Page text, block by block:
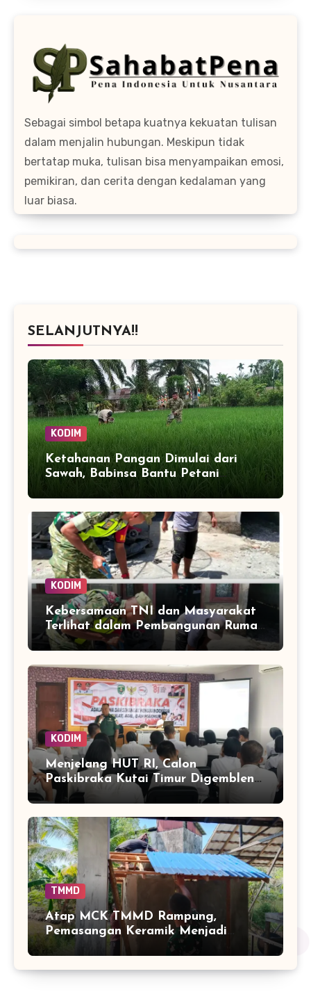
Sebagai simbol betapa kuatnya kekuatan tulisan
dalam menjalin hubungan. Meskipun tidak
bertatap muka, tulisan bisa menyampaikan emosi,
pemikiran, dan cerita dengan kedalaman yang
luar biasa.
SELANJUTNYA!!
KODIM
Ketahanan Pangan Dimulai dari
Sawah, Babinsa Bantu Petani
Kendalikan Hama Tanaman
KODIM
Kebersamaan TNI dan Masyarakat
Terlihat dalam Pembangunan Rumah
di Desa Tanoh Merah
KODIM
Menjelang HUT RI, Calon
Paskibraka Kutai Timur Digembleng
Wawasan Kebangsaan oleh TNI
TMMD
Atap MCK TMMD Rampung,
Pemasangan Keramik Menjadi
Sentuhan Akhir Fasilitas Sanitasi di
Tamban Bangun